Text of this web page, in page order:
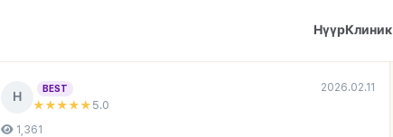
НүүрКлиник
Н
BEST
★★★★★ 5.0
2026.02.11
1,361